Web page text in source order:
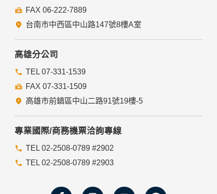
FAX 06-222-7889
台南市中西區中山路147號8樓A室
高雄分公司
TEL 07-331-1539
FAX 07-331-1509
高雄市前鎮區中山二路91號19樓-5
專業國際/商務機票洽詢專線
TEL 02-2508-0789 #2902
TEL 02-2508-0789 #2903